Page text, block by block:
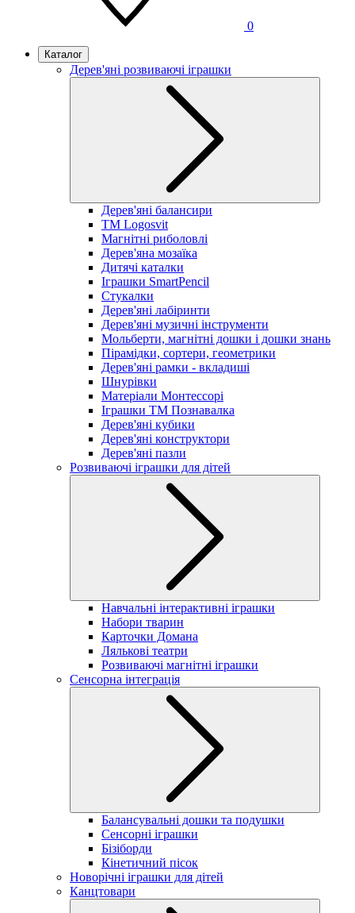
0
Каталог
Дерев'яні розвиваючі іграшки
Дерев'яні балансири
TM Logosvit
Магнітні риболовлі
Дерев'яна мозаїка
Дитячі каталки
Іграшки SmartPencil
Стукалки
Дерев'яні лабіринти
Дерев'яні музичні інструменти
Мольберти, магнітні дошки і дошки знань
Пірамідки, сортери, геометрики
Дерев'яні рамки - вкладиші
Шнурівки
Матеріали Монтессорі
Іграшки ТМ Познавалка
Дерев'яні кубики
Дерев'яні конструктори
Дерев'яні пазли
Розвиваючі іграшки для дітей
Навчальні інтерактивні іграшки
Набори тварин
Карточки Домана
Лялькові театри
Розвиваючі магнітні іграшки
Сенсорна інтеграція
Балансувальні дошки та подушки
Сенсорні іграшки
Бізіборди
Кінетичний пісок
Новорічні іграшки для дітей
Канцтовари